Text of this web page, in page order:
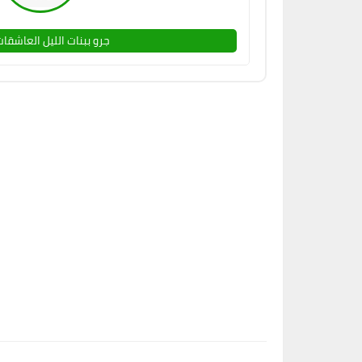
جرو ببنات الليل